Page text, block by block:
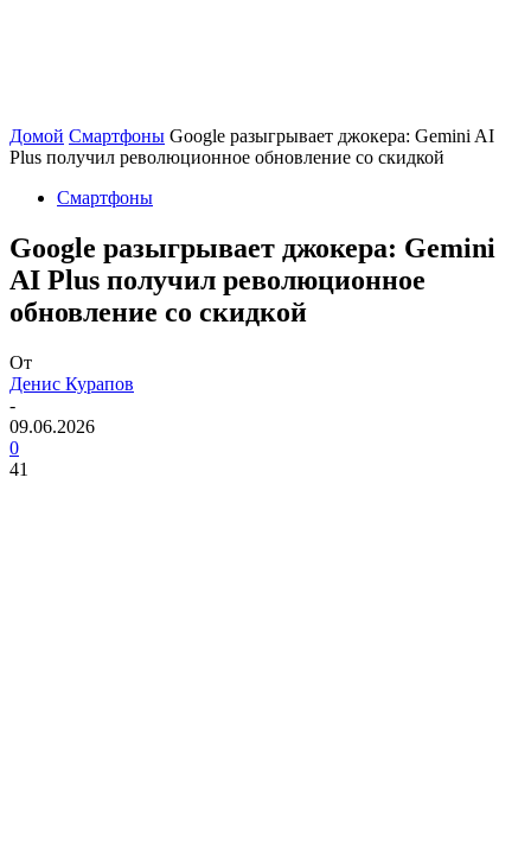
Домой Смартфоны Google разыгрывает джокера: Gemini AI
Plus получил революционное обновление со скидкой
Смартфоны
Google разыгрывает джокера: Gemini
AI Plus получил революционное
обновление со скидкой
От
Денис Курапов
-
09.06.2026
0
41